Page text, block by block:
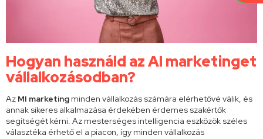
Hogyan használd az AI marketinget
vállalkozásodban?
Az MI marketing minden vállalkozás számára elérhetővé válik, és
annak sikeres alkalmazása érdekében érdemes szakértők
segítségét kérni. Az mesterséges intelligencia eszközök széles
választéka érhető el a piacon, így minden vállalkozás